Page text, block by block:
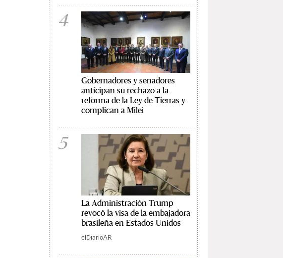
4
Gobernadores y senadores
anticipan su rechazo a la
reforma de la Ley de Tierras y
complican a Milei
5
La Administración Trump
revocó la visa de la embajadora
brasileña en Estados Unidos
elDiarioAR